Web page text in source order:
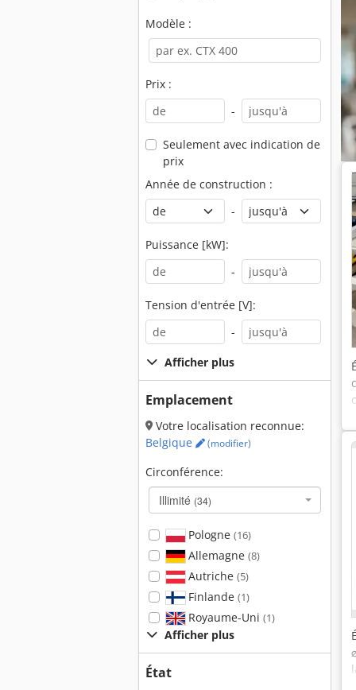
Modèle :
Prix :
-
Seulement avec indication de
prix
Année de construction :
-
Puissance [kW]:
-
Tension d'entrée [V]:
-
Afficher plus
Emplacement
Votre localisation reconnue:
Belgique
(modifier)
Circonférence:
Illimité (34)
Pologne (16)
Allemagne (8)
Autriche (5)
Finlande (1)
Royaume-Uni (1)
Afficher plus
État